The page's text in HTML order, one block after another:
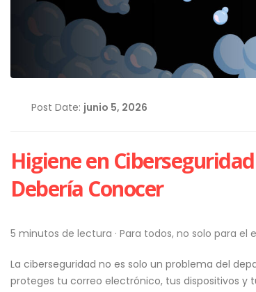
Post Date: junio 5, 2026
Higiene en
Debería Conocer
5 minutos de lectura · Para todos, no solo para el
La ciberseguridad no es solo un problema del
proteges tu correo electrónico, tus dispositivos y